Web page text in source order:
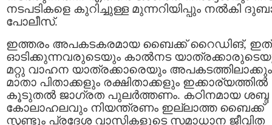
നടപടികളെ കുറിച്ചുള്ള മുന്നറിയിപ്പും നൽകി
പോലീസ്.
ഇത്തരം അപകടകരമായ ബൈക്ക് റൈഡിങ്, ഇത്
ഓടിക്കുന്നവരുടെയും കാൽനട
മറ്റു വാഹന യാത്രക്കാരെയും
മാതാ പിതാക്കളും രക്ഷിതാക്കളും ഇക്കാര്യത്തിൽ
കൂടുതൽ ജാഗ്രത പുലർത്തണം. കഠിനമായ ശബ്ദ
കോലാഹലവും നിയന്ത്രണം ഇല്ലാത്ത ബൈക്ക്
സ്റ്റണ്ടും പ്രദേശ വാസികളുടെ സമാധാന ജീവിത